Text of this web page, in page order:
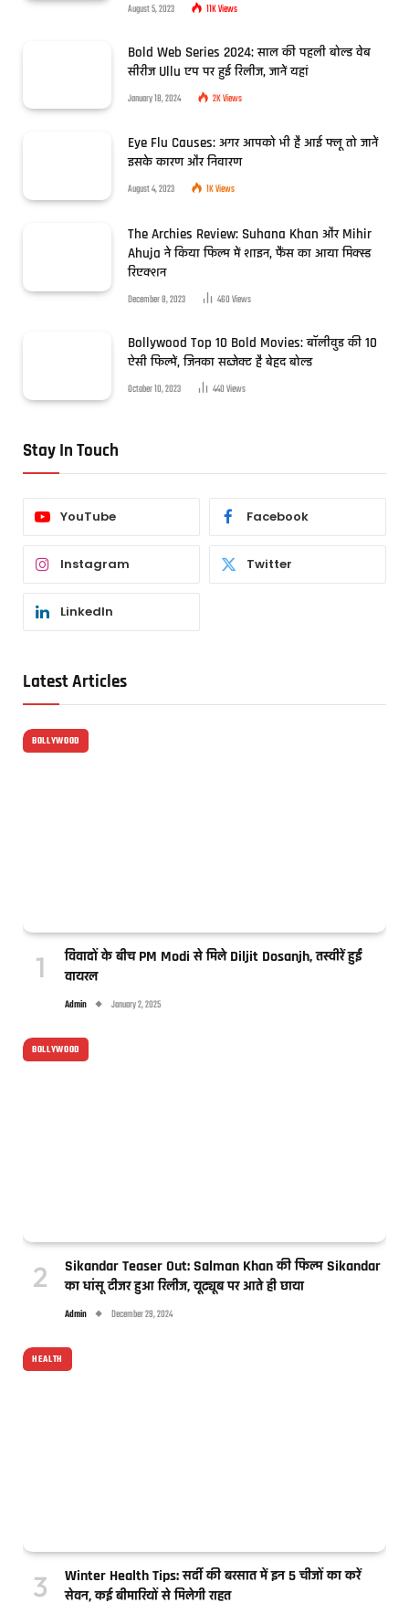
August 5, 2023 11KViews
Bold Web Series 2024: साल की पहली बोल्ड वेब
सीरीज Ullu एप पर हुई रिलीज, जानें यहां
January 18, 2024 2KViews
Eye Flu Causes: अगर आपको भी है आई फ्लू तो जानें
इसके कारण और निवारण
August 4, 2023 1KViews
The Archies Review: Suhana Khan और Mihir
Ahuja ने किया फिल्म में शाइन, फैंस का आया मिक्स्ड
रिएक्शन
December 8, 2023 460Views
Bollywood Top 10 Bold Movies: बॉलीवुड की 10
ऐसी फिल्में, जिनका सब्जेक्ट है बेहद बोल्ड
October 10, 2023 440Views
Stay In Touch
YouTube Facebook
Instagram Twitter
LinkedIn
Latest Articles
BOLLYWOOD
विवादों के बीच PM Modi से मिले Diljit Dosanjh, तस्वीरें हुईं
वायरल
Admin January 2, 2025
BOLLYWOOD
Sikandar Teaser Out: Salman Khan की फिल्म Sikandar
का धांसू टीजर हुआ रिलीज, यूट्यूब पर आते ही छाया
Admin December 29, 2024
HEALTH
Winter Health Tips: सर्दी की बरसात में इन 5 चीजों का करें
सेवन, कई बीमारियों से मिलेगी राहत